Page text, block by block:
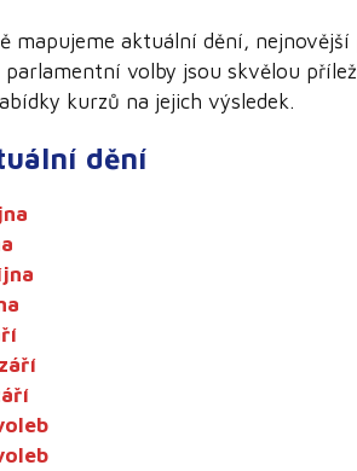
mapujeme aktuální dění, nejnovější
parlamentní volby jsou skvělou
kurzů na jejich výsledek.
dění